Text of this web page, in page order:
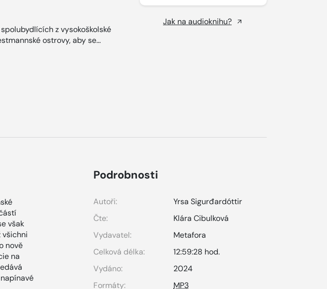
z vysokoškolské
ostrovy, aby se...
Jak na audioknihu?
však
všichni
nově
na
Podrobnosti
Autoři:
Yrsa Sigurđardóttir
Čte:
Klára Cibulková
Vydavatel:
Metafora
Celková délka:
12:59:28 hod.
Vydáno:
2024
Formáty:
MP3